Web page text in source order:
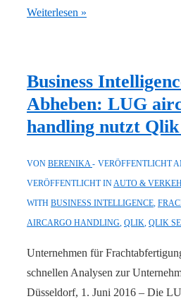
Mit
Fußballexperten
werden
Weiterlesen »
Business
Abheben: LUG
handling nutzt Qlik
VON BERENIKA VERÖFFENTLICHT
VERÖFFENTLICHT INAUTO &
WITH BUSINESS INTELLIGENCE,
AIRCARGO HANDLING, QLIK, QLIK
Unternehmen für
schnellen Analysen zur
Düsseldorf, 1. Juni 2016 – Die